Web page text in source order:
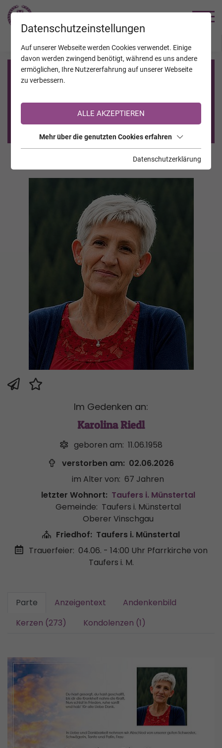
Registrierung auf TrauerHilfe.it
Sie sind noch nicht auf TrauerHilfe.it registriert?
>> zur kostenlosen Registrierung <<
Im Gedenken an:
Karolina Riedl
geboren am: 11.06.1958
verstorben am: 02.06.2026
im Alter von: 67 Jahren
letzter Wohnort: Taufers i. Münstertal
Gemeinde: Taufers i. Münstertal
Oberer Vinschgau
Friedhof: Taufers i. Münstertal
Trauerfeier: 04.06. - 14:00 Uhr Pfarrkirche von
Taufers i. M.
Parte Anzeigentext
Andenkenbild
Kerzen (273)
Kondolenzen (1)
Datenschutzeinstellungen
Auf unserer Webseite werden Cookies verwendet. Einige
davon werden zwingend benötigt, während es uns andere
ermöglichen, Ihre Nutzererfahrung auf unserer Webseite
zu verbessern.
ALLE AKZEPTIEREN
Mehr über die genutzten Cookies erfahren
Datenschutzerklärung
JAHRESTAGE KALENDER VERSTORBENE